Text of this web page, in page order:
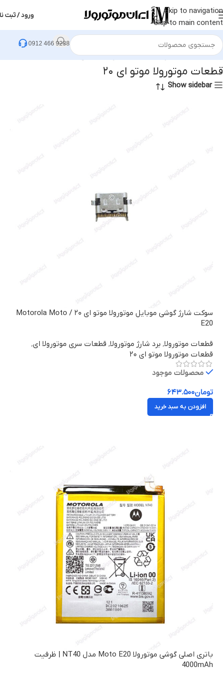
Skip to navigation
Skip to main content
ورود / ثبت
0912 466 9238
خانه قطعات موتورولا قطعات موتورولا موتو ای ۲۰
قطعات موتورولا موتو ای ۲۰
Show sidebar
سوکت شارژ گوشی موبایل موتورولا موتو ای ۲۰ / Motorola Moto
E20
قطعات موتورولا, برد شارژ موتورولا, قطعات سری موتورولا ای,
قطعات موتورولا موتو ای ۲۰
محصولات موجود
تومان۶۴۳.۵۰۰
افزودن به سبد خرید
باتری اصلی گوشی موتورولا Moto E20 مدل NT40 | ظرفیت
4000mAh